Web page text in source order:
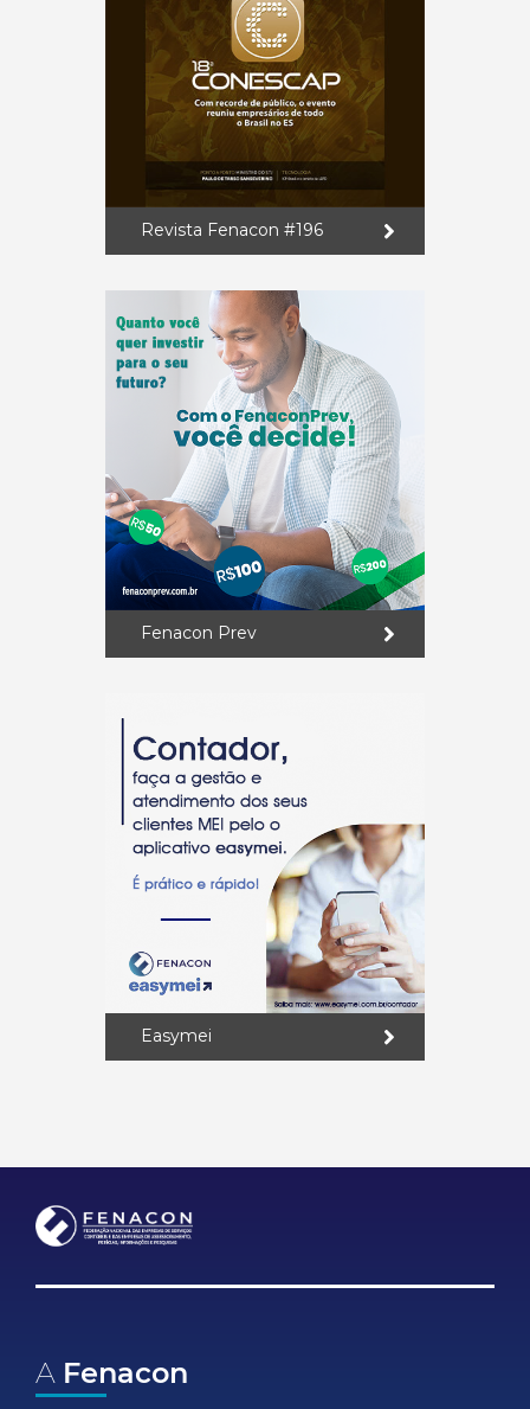
Revista Fenacon #196
Fenacon Prev
Easymei
A Fenacon